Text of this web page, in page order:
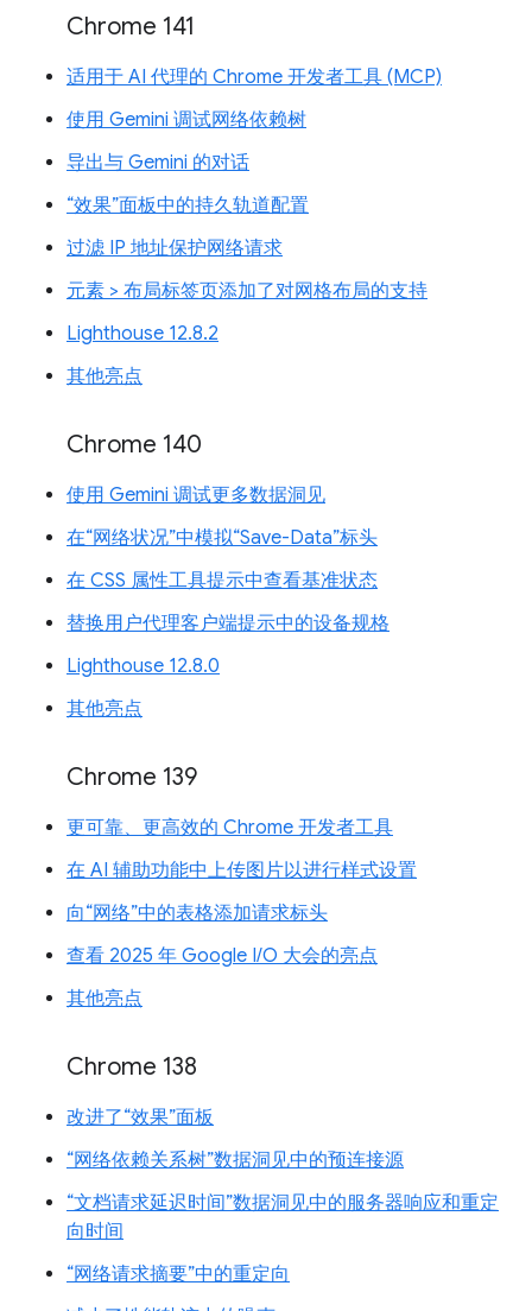
Chrome 141
适用于 AI 代理的 Chrome 开发者工具 (MCP)
使用 Gemini 调试网络依赖树
导出与 Gemini 的对话
“效果”面板中的持久轨道配置
过滤 IP 地址保护网络请求
元素 > 布局标签页添加了对网格布局的支持
Lighthouse 12.8.2
其他亮点
Chrome 140
使用 Gemini 调试更多数据洞见
在“网络状况”中模拟“Save-Data”标头
在 CSS 属性工具提示中查看基准状态
替换用户代理客户端提示中的设备规格
Lighthouse 12.8.0
其他亮点
Chrome 139
更可靠、更高效的 Chrome 开发者工具
在 AI 辅助功能中上传图片以进行样式设置
向“网络”中的表格添加请求标头
查看 2025 年 Google I/O 大会的亮点
其他亮点
Chrome 138
改进了“效果”面板
“网络依赖关系树”数据洞见中的预连接源
“文档请求延迟时间”数据洞见中的服务器响应和重定
向时间
“网络请求摘要”中的重定向